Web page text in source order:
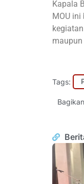
Kapala
MOU
Tags: